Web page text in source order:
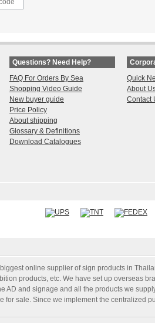
Questions? Need Help?
FAQ For Orders By Sea
Shopping Video Guide
New buyer guide
Price Policy
About shipping
Glossary & Definitions
Download Catalogues
Quick
About
Contact
biggest online supplier of sign products in
products, etc. We have set up overseas
AD and signage and all the products we
for sale. Since we implement the centralized